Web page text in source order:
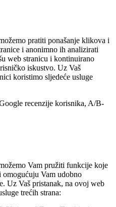
pratiti ponašanje klikova i
i anonimno ih analizirati
web stranicu i kontinuirano
iskustvo. Uz Vaš
koristimo sljedeće usluge
recenzije korisnika, A/B-
Vam pružiti funkcije koje
Vam udobno
Uz Vaš pristanak, na ovoj web
trećih strana: